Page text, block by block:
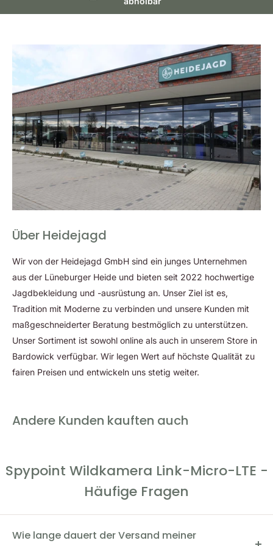
Über Heidejagd
Wir von der Heidejagd GmbH sind ein junges Unternehmen
aus der Lüneburger Heide und bieten seit 2022 hochwertige
Jagdbekleidung und -ausrüstung an. Unser Ziel ist es,
Tradition mit Moderne zu verbinden und unsere Kunden mit
maßgeschneiderter Beratung bestmöglich zu unterstützen.
Unser Sortiment ist sowohl online als auch in unserem Store in
Bardowick verfügbar. Wir legen Wert auf höchste Qualität zu
fairen Preisen und entwickeln uns stetig weiter.
Andere Kunden kauften auch
Spypoint Wildkamera Link-Micro-LTE -
Häufige Fragen
Wie lange dauert der Versand meiner